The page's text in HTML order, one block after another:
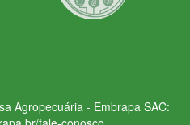
Agropecuária - Embrapa SAC: